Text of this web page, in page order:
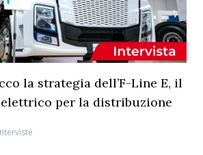
la strategia dell’F-Line E, il
per la distribuzione